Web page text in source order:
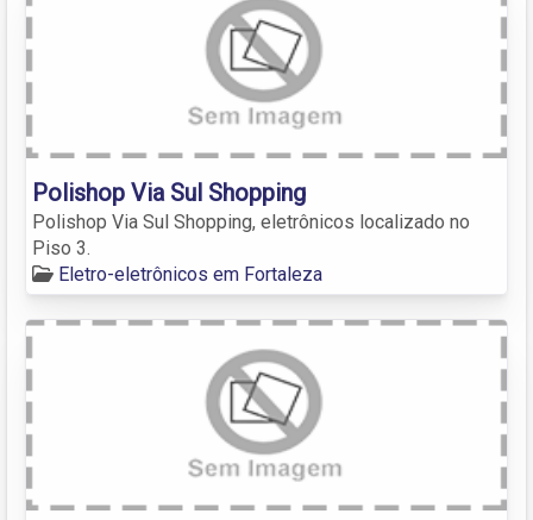
Polishop Via Sul Shopping
Polishop Via Sul Shopping, eletrônicos localizado no
Piso 3.
Eletro-eletrônicos em Fortaleza